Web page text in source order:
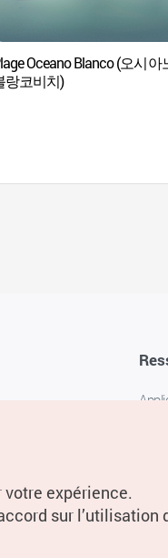
Oceano Blanco (오시아
랑코비치)
expérience.
sur l’utilisation